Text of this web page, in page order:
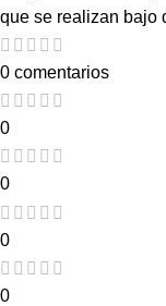
que se realizan bajo
0 comentarios
0
0
0
0